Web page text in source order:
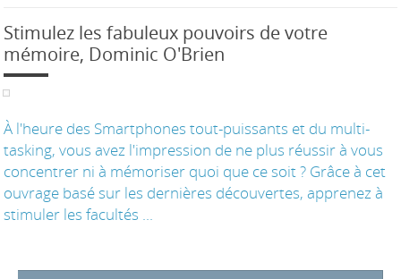
Stimulez les fabuleux pouvoirs de votre
mémoire, Dominic O'Brien
À l'heure des Smartphones tout-puissants et du multi-
tasking, vous avez l'impression de ne plus réussir à vous
concentrer ni à mémoriser quoi que ce soit ? Grâce à cet
ouvrage basé sur les dernières découvertes, apprenez à
stimuler les facultés ...